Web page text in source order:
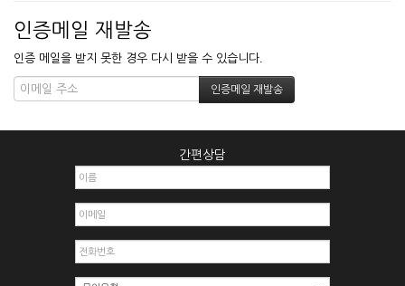
인증메일 재발송
인증 메일을 받지 못한 경우 다시 받을 수 있습니다.
간편상담